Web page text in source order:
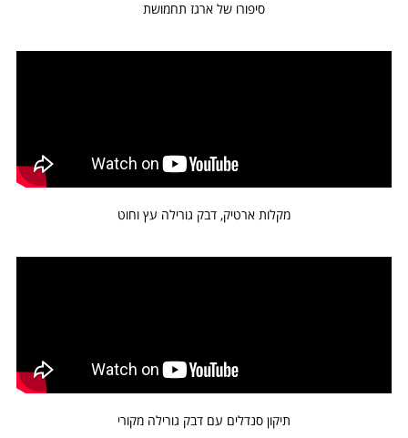
סיפורו של ארגז תחמושת
מקלות ארטיק, דבק גורילה עץ וחוט
תיקון סנדלים עם דבק גורילה מקורי